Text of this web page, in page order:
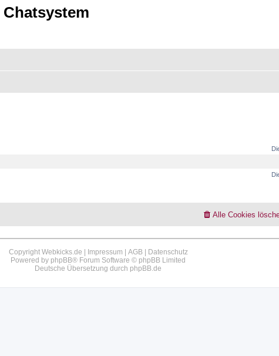
Chatsystem
Alle Cookies
Copyright Webkicks.de | Impressum | AGB| Datenschutz
Powered by phpBB® Forum Software © phpBB Limited
Deutsche Übersetzung durch phpBB.de